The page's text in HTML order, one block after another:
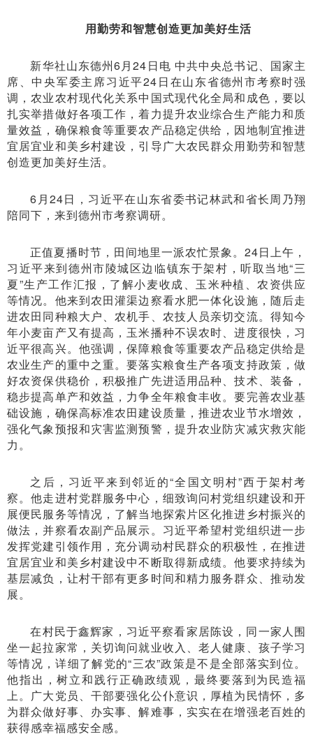
用勤劳和智慧创造更加美好生活
新华社山东德州6月24日电 中共中央总书记、国家主
席、中央军委主席习近平24日在山东省德州市考察时强
调，农业农村现代化关系中国式现代化全局和成色，要以
扎实举措做好各项工作，着力提升农业综合生产能力和质
量效益，确保粮食等重要农产品稳定供给，因地制宜推进
宜居宜业和美乡村建设，引导广大农民群众用勤劳和智慧
创造更加美好生活。
6月24日，习近平在山东省委书记林武和省长周乃翔
陪同下，来到德州市考察调研。
正值夏播时节，田间地里一派农忙景象。24日上午，
习近平来到德州市陵城区边临镇东于架村，听取当地“三
夏”生产工作汇报，了解小麦收成、玉米种植、农资供应
等情况。他来到农田灌渠边察看水肥一体化设施，随后走
进农田同种粮大户、农机手、农技人员亲切交流。得知今
年小麦亩产又有提高，玉米播种不误农时、进度很快，习
近平很高兴。他强调，保障粮食等重要农产品稳定供给是
农业生产的重中之重。要落实粮食生产各项支持政策，做
好农资保供稳价，积极推广先进适用品种、技术、装备，
稳步提高单产和效益，力争全年粮食丰收。要完善农业基
础设施，确保高标准农田建设质量，推进农业节水增效，
强化气象预报和灾害监测预警，提升农业防灾减灾救灾能
力。
之后，习近平来到邻近的“全国文明村”西于架村考
察。他走进村党群服务中心，细致询问村党组织建设和开
展便民服务等情况，了解当地探索片区化推进乡村振兴的
做法，并察看农副产品展示。习近平希望村党组织进一步
发挥党建引领作用，充分调动村民群众的积极性，在推进
宜居宜业和美乡村建设中不断取得新成绩。他要求持续为
基层减负，让村干部有更多时间和精力服务群众、推动发
展。
在村民于鑫辉家，习近平察看家居陈设，同一家人围
坐一起拉家常，关切询问就业收入、老人健康、孩子学习
等情况，详细了解党的“三农”政策是不是全部落实到位。
他指出，树立和践行正确政绩观，最终要落到为民造福
上。广大党员、干部要强化公仆意识，厚植为民情怀，多
为群众做好事、办实事、解难事，实实在在增强老百姓的
获得感幸福感安全感。